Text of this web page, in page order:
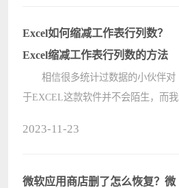
Win11 等系统的默认浏览器。 ????
Excel如何缩减工作表行列数？
Excel缩减工作表行列数的方法
相信很多统计过数据的小伙伴对
于EXCEL这款软件并不会陌生，而我
去操作呢？下面就跟着小编一起来看
2023-11-23
微软应用商店删了怎么恢复？微